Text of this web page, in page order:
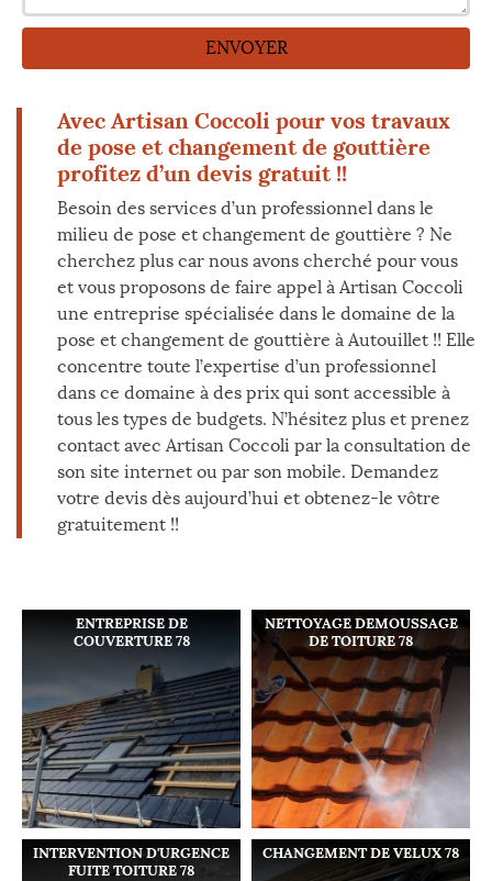
Avec Artisan Coccoli pour vos travaux
de pose et changement de gouttière
profitez d’un devis gratuit !!
Besoin des services d’un professionnel dans le
milieu de pose et changement de gouttière ? Ne
cherchez plus car nous avons cherché pour vous
et vous proposons de faire appel à Artisan Coccoli
une entreprise spécialisée dans le domaine de la
pose et changement de gouttière à Autouillet !! Elle
concentre toute l’expertise d’un professionnel
dans ce domaine à des prix qui sont accessible à
tous les types de budgets. N’hésitez plus et prenez
contact avec Artisan Coccoli par la consultation de
son site internet ou par son mobile. Demandez
votre devis dès aujourd’hui et obtenez-le vôtre
gratuitement !!
ENTREPRISE DE
COUVERTURE 78
NETTOYAGE DEMOUSSAGE
DE TOITURE 78
INTERVENTION D'URGENCE
FUITE TOITURE 78
CHANGEMENT DE VELUX 78